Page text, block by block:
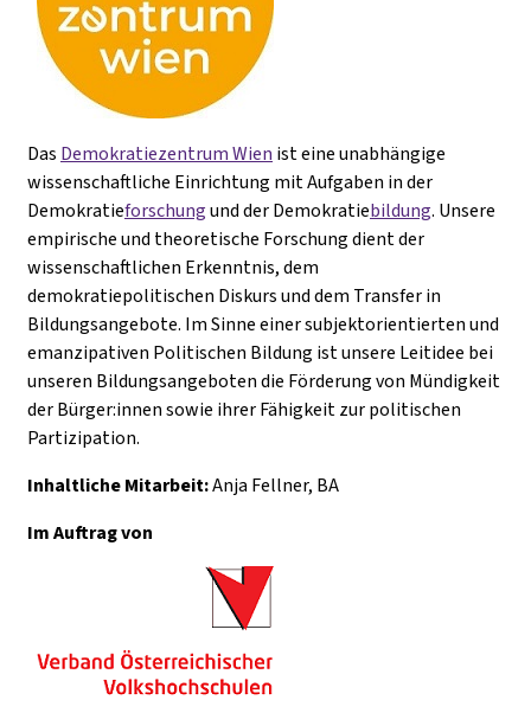
Das Demokratiezentrum Wien ist eine unabhängige
wissenschaftliche Einrichtung mit Aufgaben in der
Demokratieforschungund der Demokratiebildung. Unsere
empirische und theoretische Forschung dient der
wissenschaftlichen Erkenntnis, dem
demokratiepolitischen Diskurs und dem Transfer in
Bildungsangebote. Im Sinne einer subjektorientierten und
emanzipativen Politischen Bildung ist unsere Leitidee bei
unseren Bildungsangeboten die Förderung von Mündigkeit
der Bürger:innen sowie ihrer Fähigkeit zur politischen
Partizipation.
Inhaltliche Mitarbeit:Anja Fellner, BA
Im Auftrag von